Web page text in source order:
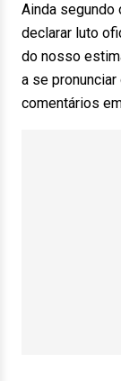
Ainda segundo
declarar luto
do nosso
a se
comentários